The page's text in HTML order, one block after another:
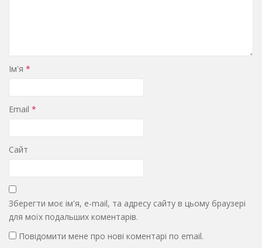
Ім'я *
Email *
Сайт
Зберегти моє ім'я, e-mail, та адресу сайту в цьому браузері
для моїх подальших коментарів.
Повідомити мене про нові коментарі по email.